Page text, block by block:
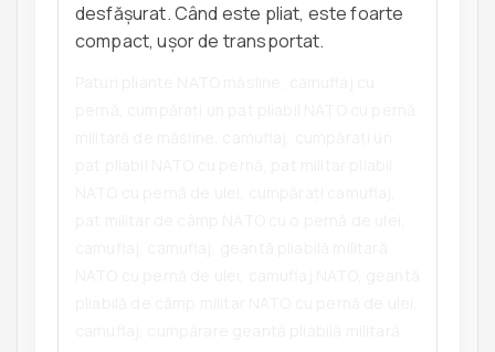
desfășurat. Când este pliat, este foarte
compact, ușor de transportat.